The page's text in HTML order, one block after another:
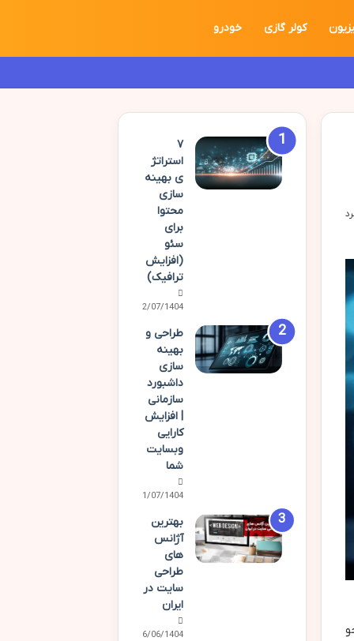
کولر گازی خودرو
۷
استراتژ
ی بهینه
سازی
محتوا
برای
سئو
(افزایش
ترافیک)
02/07/1404
طراحی و
بهینه
سازی
داشبورد
سازمانی
| افزایش
کارایی
وبسایت
شما
01/07/1404
بهترین
آژانس
های
طراحی
سایت در
ایران
16/06/1404